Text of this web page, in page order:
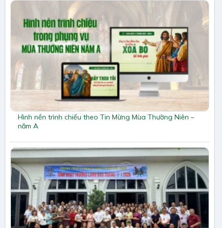
Hình nền trình chiếu theo Tin Mừng Mùa Thường Niên –
năm A